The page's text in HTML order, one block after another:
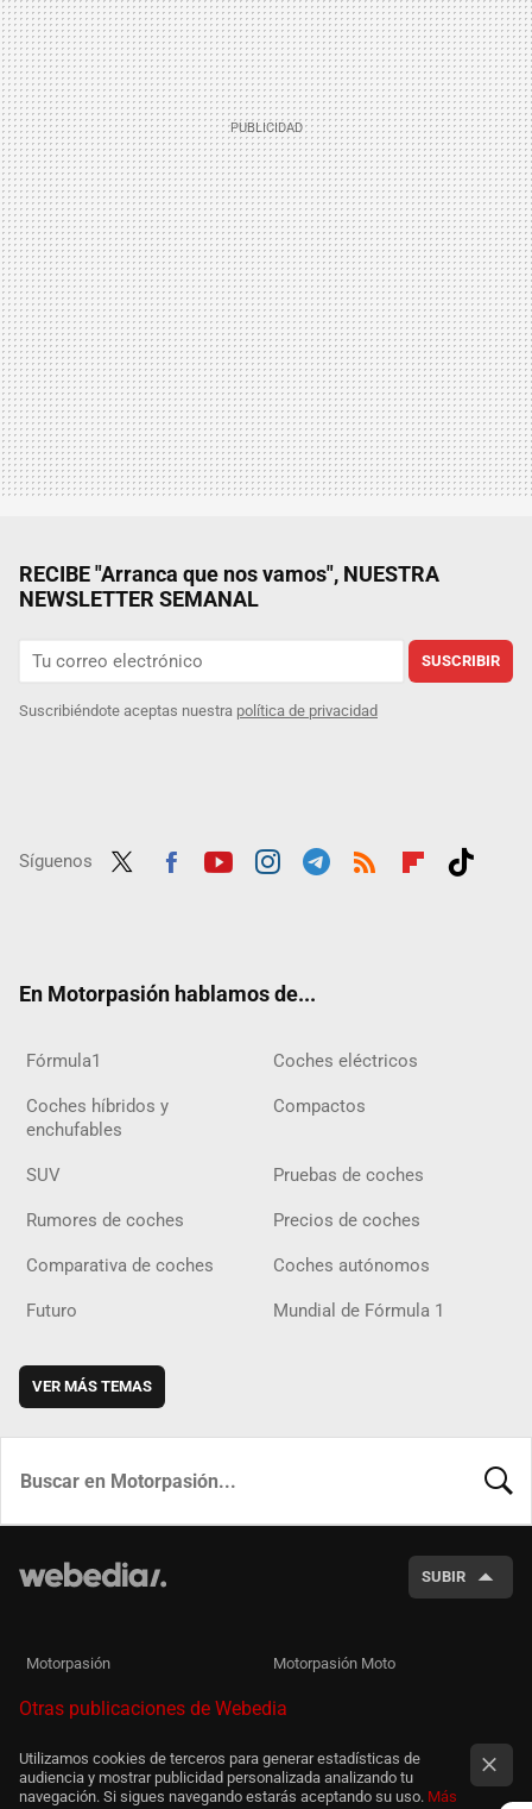
RECIBE "Arranca que nos vamos", NUESTRA
NEWSLETTER SEMANAL
SUSCRIBIR
Suscribiéndote aceptas nuestra política de privacidad
Síguenos
En Motorpasión hablamos de...
Fórmula1 Coches eléctricos
Coches híbridos y
enchufables
Compactos
SUV Pruebas de coches
Rumores de coches Precios de coches
Comparativa de coches Coches autónomos
Futuro Mundial de Fórmula 1
VER MÁS TEMAS
SUBIR
Motorpasión Motorpasión Moto
Otras publicaciones de Webedia
Utilizamos cookies de terceros para generar estadísticas de
audiencia y mostrar publicidad personalizada analizando tu
navegación. Si sigues navegando estarás aceptando su uso. Más